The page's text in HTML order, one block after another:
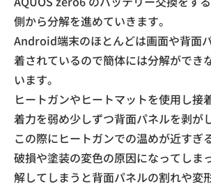
側から分解を進めていきます。
Android端末のほとんどは画面や背面
着されているので簡体には分解ができ
います。
ヒートガンやヒートマットを使用し接
着力を弱め少しずつ背面パネルを剥が
この際にヒートガンでの温めが近すぎ
破損や塗装の変色の原因になってしま
解してしまうと背面パネルの割れや変